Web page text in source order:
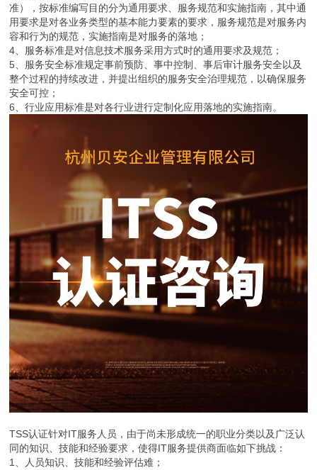
准），按标准编写目的分为通用要求、服务规范和实施指南，其中通
用要求是对各业务类型的基本能力要素的要求，服务规范是对服务内
容和行为的规范，实施指南是对服务的落地；
4、服务标准是对信息技术服务采用方式时的通用要求及规范；
5、服务安全标准规定事前预防、事中控制、事后审计服务安全以及
整个过程的持续改进，并提出组织的服务安全治理规范，以确保服务
安全可控；
6、行业应用标准是对各行业进行定制化应用落地的实施指南。
TSS认证针对IT服务人员，由于尚未形成统一的职业分类以及广泛认
同的知识、技能和经验要求，使得IT服务提供商面临如下挑战：
1、人员知识、技能和经验评估难；